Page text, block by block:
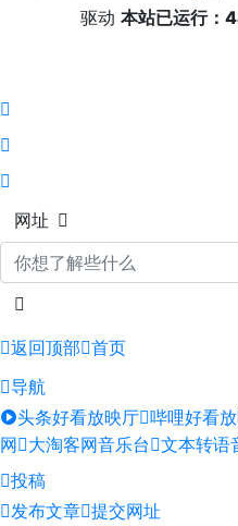
驱动 本站已运行：
网址
返回顶部 首页
导航
头条好看放映厅 哔哩好看
网 大淘客网音乐台 文本转语
投稿
发布文章 提交网址